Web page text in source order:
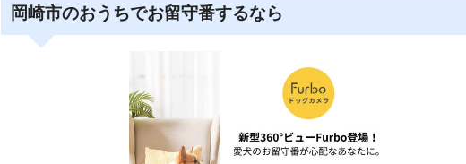
岡崎市のおうちでお留守番するなら